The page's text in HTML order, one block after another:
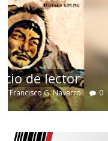
Un vergel en
nostalgia
12 octubre, 2024